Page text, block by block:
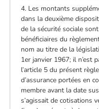
4. Les montants
dans la deuxième
de la sécurité sociale
bénéficiaires du
nom au titre de la
1er janvier 1967; il n’est
l’article 5 du présent
d’assurance portées en
membre avant la date
s’agissait de cotisations